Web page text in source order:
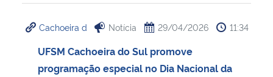
Cachoeira d Notícia 29/04/2026 11:34
UFSM Cachoeira do Sul promove
programação especial no Dia Nacional da